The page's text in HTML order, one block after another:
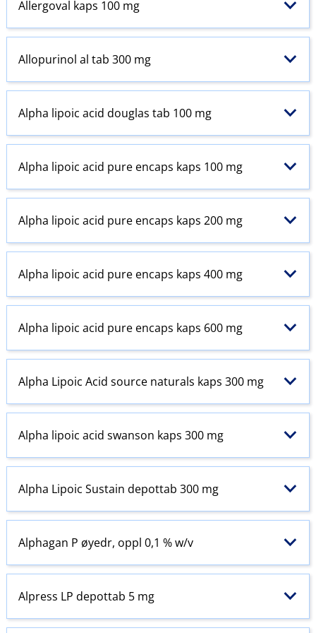
Allergoval kaps 100 mg
Allopurinol al tab 300 mg
Alpha lipoic acid douglas tab 100 mg
Alpha lipoic acid pure encaps kaps 100 mg
Alpha lipoic acid pure encaps kaps 200 mg
Alpha lipoic acid pure encaps kaps 400 mg
Alpha lipoic acid pure encaps kaps 600 mg
Alpha Lipoic Acid source naturals kaps 300 mg
Alpha lipoic acid swanson kaps 300 mg
Alpha Lipoic Sustain depottab 300 mg
Alphagan P øyedr, oppl 0,1 % w​/​v
Alpress LP depottab 5 mg